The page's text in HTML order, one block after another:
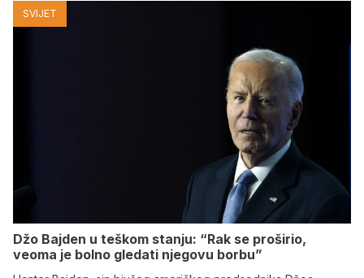
SVIJET
Džo Bajden u teškom stanju: “Rak se proširio,
veoma je bolno gledati njegovu borbu”